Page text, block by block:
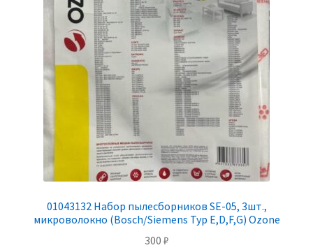
01043132 Набор пылесборников SE-05, 3шт.,
микроволокно (Bosch/Siemens Typ E,D,F,G) Ozone
300 ₽